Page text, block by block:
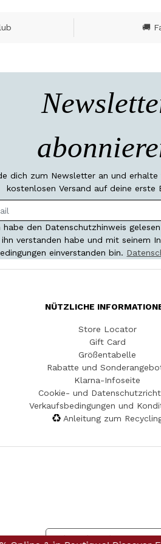
🚚
dich zum Newsletter an und erhalte
kostenlosen Versand auf deine erste
habe den Datenschutzhinweis
ihn verstanden habe und mit seinem
einverstanden bin.
NÜTZLICHE
Store Locator
Gift Card
Größentabelle
Rabatte und
Klarna-Infoseite
Cookie- und
Verkaufsbedingungen und
Anleitung zum
Hinweis bei Erhebung